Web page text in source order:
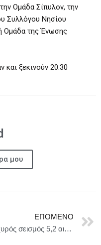
Ομάδα Σίπυλον, την
Συλλόγου Νησίου
Ομάδα της Ένωσης
και ξεκινούν 20.30
μου
ΕΠΌΜΕΝΟ
Ισχυρός σεισμός 5,2 αισθητός στην Αττική